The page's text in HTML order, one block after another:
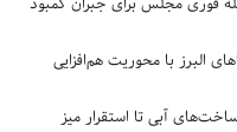
البرز با محوریت هم‌افزایی
آبی تا استقرار میز